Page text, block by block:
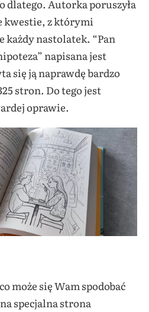
dlatego. Autorka poruszyła
kwestie, z którymi
nastolatek. “Pan
napisana jest
się ją naprawdę bardzo
stron. Do tego jest
oprawie.
może się Wam spodobać
specjalna strona